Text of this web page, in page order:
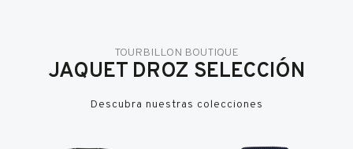
TOURBILLON BOUTIQUE
JAQUET DROZ SELECCIÓN
Descubra nuestras colecciones